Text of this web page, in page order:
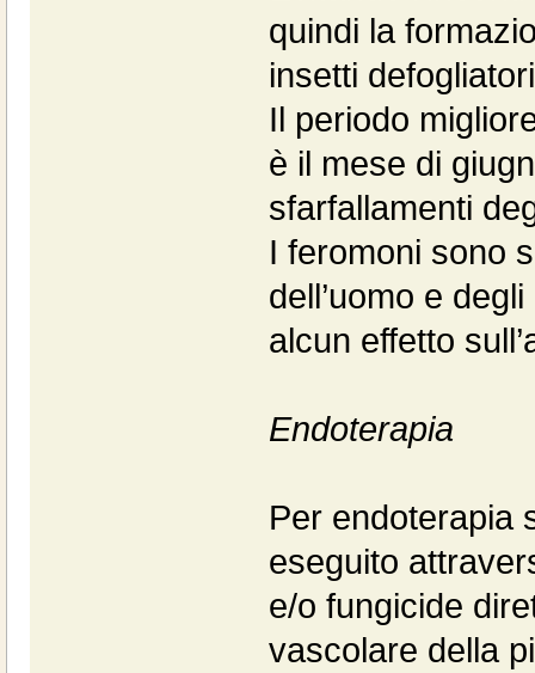
quindi la
insetti
Il periodo
è il mese di
sfarfallamenti
I feromoni sono
dell’uomo e
alcun effetto
Endoterapia
Per endoterapia
eseguito
e/o fungicide
vascolare della